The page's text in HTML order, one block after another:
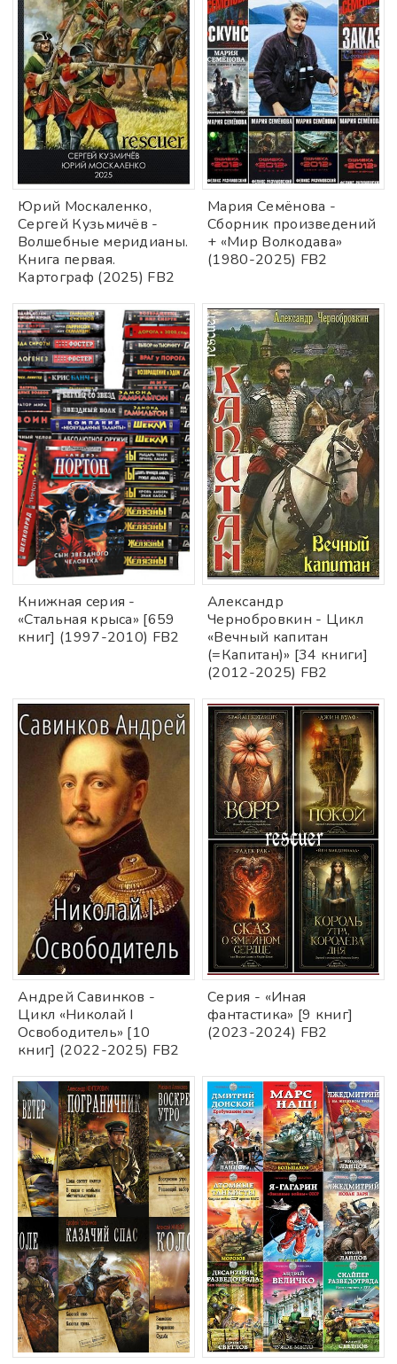
Юрий Москаленко,
Сергей Кузьмичёв -
Волшебные меридианы.
Книга первая.
Картограф (2025) FB2
Мария Семёнова -
Сборник произведений
+ «Мир Волкодава»
(1980-2025) FB2
Книжная cepия -
«Стальная крыса» [659
книг] (1997-2010) FB2
Александр
Чернобровкин - Цикл
«Вечный капитан
(=Капитан)» [34 книги]
(2012-2025) FB2
Андрей Савинков -
Цикл «Николай I
Освободитель» [10
книг] (2022-2025) FB2
Серия - «Иная
фантастика» [9 книг]
(2023-2024) FB2